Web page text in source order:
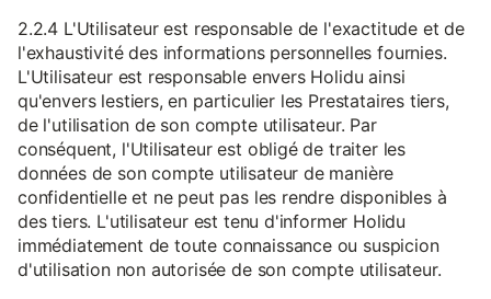
2.2.4 L'Utilisateur est responsable de l'exactitude et de
l'exhaustivité des informations personnelles fournies.
L'Utilisateur est responsable envers Holidu ainsi
qu'envers lestiers, en particulier les Prestataires tiers,
de l'utilisation de son compte utilisateur. Par
conséquent, l'Utilisateur est obligé de traiter les
données de son compte utilisateur de manière
confidentielle et ne peut pas les rendre disponibles à
des tiers. L'utilisateur est tenu d'informer Holidu
immédiatement de toute connaissance ou suspicion
d'utilisation non autorisée de son compte utilisateur.